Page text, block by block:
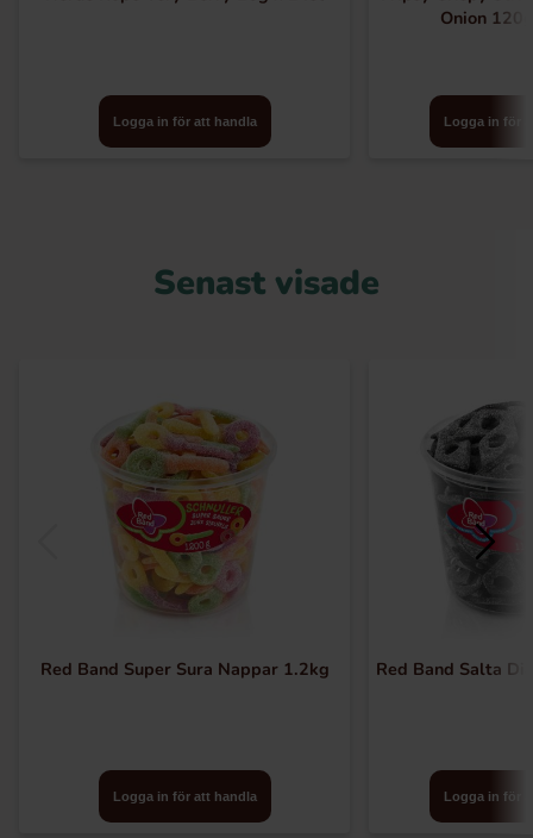
Logga in för att handla
Onion
Logga in för
Senast visade
Red Band Super Sura Nappar 1.2kg
Logga in för att handla
Red Band Salta
Logga in för